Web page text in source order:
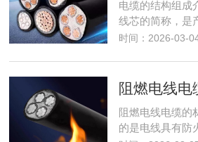
电缆的结构组成
线芯的简称，是
时间：2026-03-
阻燃电线电
阻燃电线电缆的
的是电线具有防